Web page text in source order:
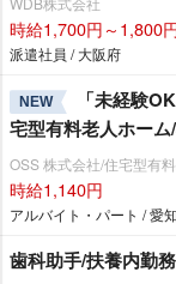
時給1,700円～1,800
派遣社員 / 大阪府
NEW
「未経験
宅型有料老人ホー
OSS 株式会社/住宅型有
時給1,140円
アルバイト・パート / 愛
歯科助手/扶養内勤